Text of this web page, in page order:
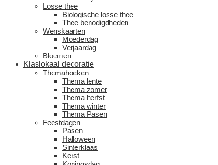
Losse thee
Biologische losse thee
Thee benodigdheden
Wenskaarten
Moederdag
Verjaardag
Bloemen
Klaslokaal decoratie
Themahoeken
Thema lente
Thema zomer
Thema herfst
Thema winter
Thema Pasen
Feestdagen
Pasen
Halloween
Sinterklaas
Kerst